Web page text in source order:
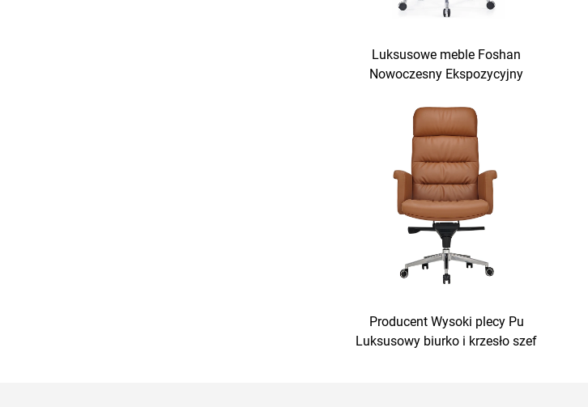
Luksusowe meble Foshan
Nowoczesny Ekspozycyjny
Boss Skórzane Krzesło Sala
Spotkań Biuro Stół I Krzesło Set
Producent Wysoki plecy Pu
Luksusowy biurko i krzesło szef